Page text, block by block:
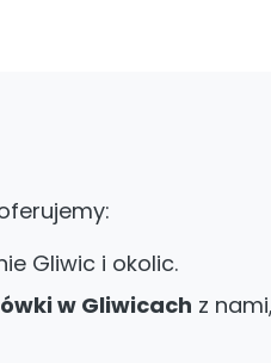
Gliwic i okolic.
w Gliwicach z